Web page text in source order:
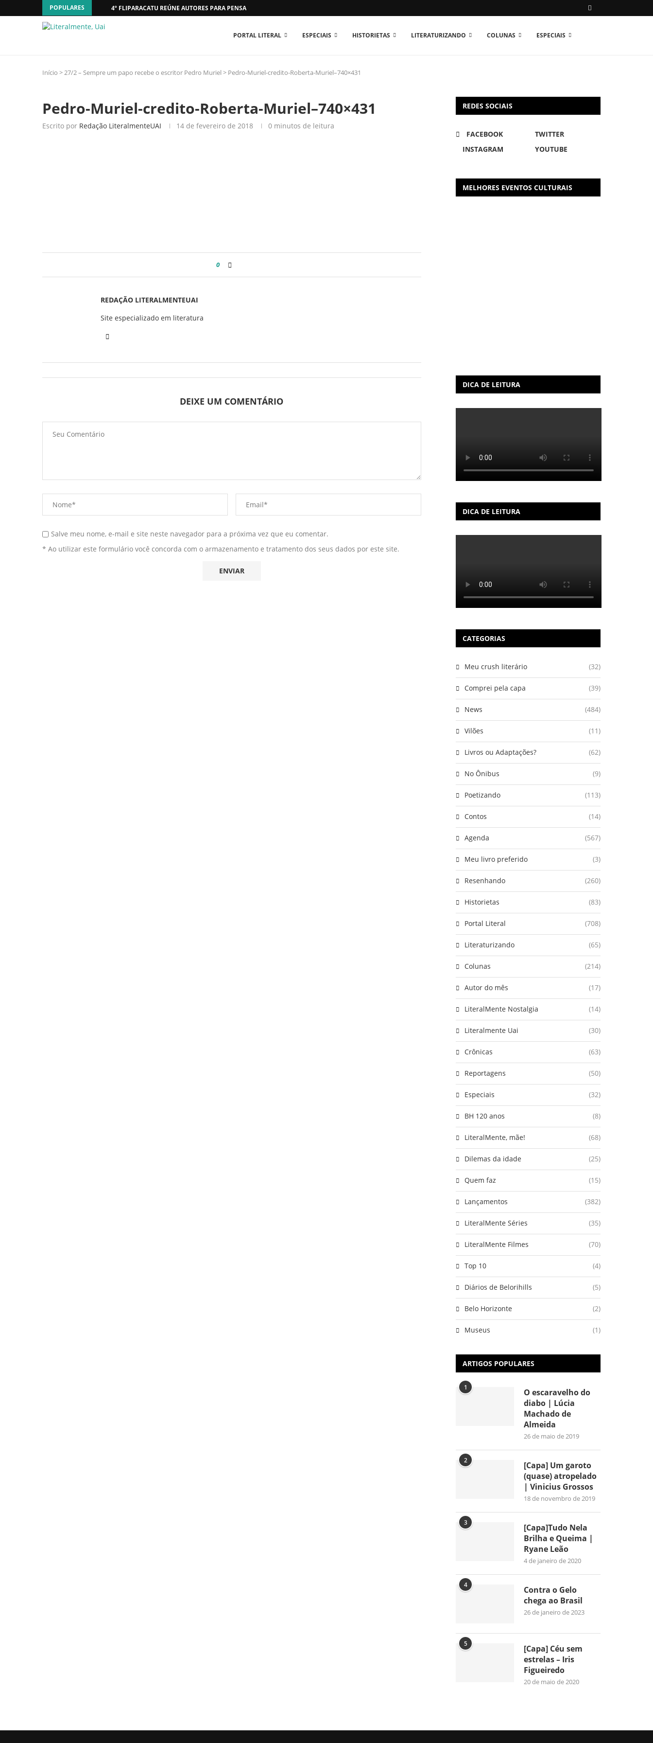
POPULARES 4º FLIPARACATU REÚNE AUTORES PARA PENSAR O MUNDO...
PORTAL LITERAL ESPECIAIS HISTORIETAS LITERATURIZANDO COLUNAS ESPECIAIS
Início >27/2 – Sempre um papo recebe o escritor Pedro Muriel > Pedro-Muriel-credito-Roberta-Muriel–740×431
Pedro-Muriel-credito-Roberta-Muriel–740×431
Escrito por Redação LiteralmenteUAI 14 de fevereiro de 2018 0 minutos de leitura
0
REDAÇÃO LITERALMENTEUAI
Site especializado em literatura
DEIXE UM COMENTÁRIO
Salve meu nome, e-mail e site neste navegador para a próxima vez que eu comentar.
* Ao utilizar este formulário você concorda com o armazenamento e tratamento dos seus dados por este site.
REDES SOCIAIS
FACEBOOK
TWITTER
INSTAGRAM
YOUTUBE
MELHORES EVENTOS CULTURAIS
DICA DE LEITURA
DICA DE LEITURA
CATEGORIAS
Meu crush literário (32)
Comprei pela capa (39)
News (484)
Vilões (11)
Livros ou Adaptações? (62)
No Ônibus (9)
Poetizando (113)
Contos (14)
Agenda (567)
Meu livro preferido (3)
Resenhando (260)
Historietas (83)
Portal Literal (708)
Literaturizando (65)
Colunas (214)
Autor do mês (17)
LiteralMente Nostalgia (14)
Literalmente Uai (30)
Crônicas (63)
Reportagens (50)
Especiais (32)
BH 120 anos (8)
LiteralMente, mãe! (68)
Dilemas da idade (25)
Quem faz (15)
Lançamentos (382)
LiteralMente Séries (35)
LiteralMente Filmes (70)
Top 10 (4)
Diários de Belorihills (5)
Belo Horizonte (2)
Museus (1)
ARTIGOS POPULARES
1
O escaravelho do
diabo | Lúcia
Machado de
Almeida
26 de maio de 2019
2
[Capa] Um garoto
(quase) atropelado
| Vinicius Grossos
18 de novembro de 2019
3
[Capa]Tudo Nela
Brilha e Queima |
Ryane Leão
4 de janeiro de 2020
4
Contra o Gelo
chega ao Brasil
26 de janeiro de 2023
5
[Capa] Céu sem
estrelas – Iris
Figueiredo
20 de maio de 2020